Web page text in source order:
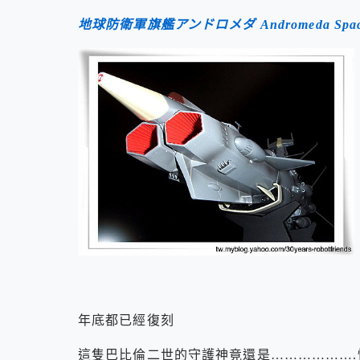
地球防衛軍旗艦アンドロメダ Andromeda
年底都已經復刻
這隻巴比倫二世的守護神竟還是……………….